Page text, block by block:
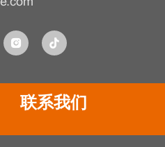
联系我们